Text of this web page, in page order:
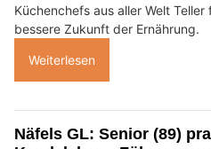
Küchenchefs aus aller Welt
bessere Zukunft der Ernährung.
Weiterlesen
Näfels GL: Senior (89)